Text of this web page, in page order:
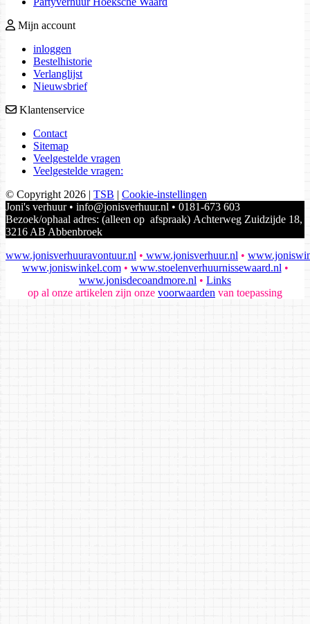
Mijn account
inloggen
Bestelhistorie
Verlanglijst
Nieuwsbrief
Klantenservice
Contact
Sitemap
Veelgestelde vragen
Veelgestelde vragen:
© Copyright 2026 | TSB | Cookie-instellingen
Joni's verhuur • info@jonisverhuur.nl • 0181-673 603
Bezoek/ophaal adres: (alleen op afspraak) Achterweg Zuidzijde 18,
3216 AB Abbenbroek
www.jonisverhuuravontuur.nl • www.jonisverhuur.nl •
www.joniswinkel.com• www.stoelenverhuurnissewaard.nl •
www.jonisdecoandmore.nl • Links
op al onze artikelen zijn onze voorwaarden van toepassing